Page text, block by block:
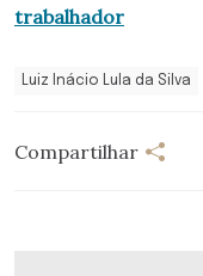
trabalhador
Luiz Inácio Lula da Silva
Compartilhar